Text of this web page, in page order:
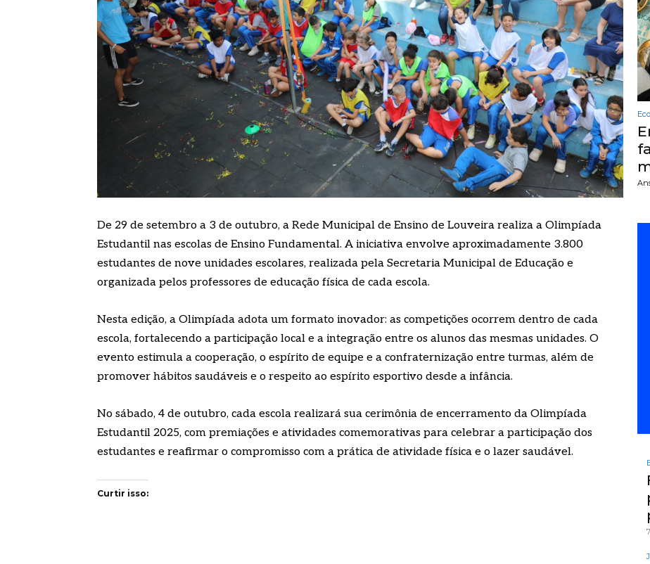
De 29 de setembro a 3 de outubro, a Rede Municipal de Ensino de Louveira realiza a Olimpíada
Estudantil nas escolas de Ensino Fundamental. A iniciativa envolve aproximadamente 3.800
estudantes de nove unidades escolares, realizada pela Secretaria Municipal de Educação e
organizada pelos professores de educação física de cada escola.
Nesta edição, a Olimpíada adota um formato inovador: as competições ocorrem dentro de cada
escola, fortalecendo a participação local e a integração entre os alunos das mesmas unidades. O
evento estimula a cooperação, o espírito de equipe e a confraternização entre turmas, além de
promover hábitos saudáveis e o respeito ao espírito esportivo desde a infância.
No sábado, 4 de outubro, cada escola realizará sua cerimônia de encerramento da Olimpíada
Estudantil 2025, com premiações e atividades comemorativas para celebrar a participação dos
estudantes e reafirmar o compromisso com a prática de atividade física e o lazer saudável.
Curtir isso: